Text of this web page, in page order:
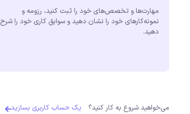
مهارت‌ها و تخصص‌های خود را ثبت کنید، رزومه و
نمونه‌کارهای خود را نشان دهید و سوابق کاری خود را شرح
دهید.
می‌خواهید شروع به کار کنید؟ یک حساب کاربری بسازید